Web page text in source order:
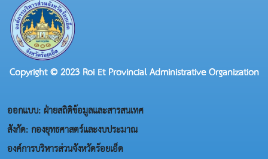
Copyright © 2023 Roi Et Provincial Administrative Organization
ออกแบบ: ฝ่ายสถิติข้อมูลและสารสนเทศ
สังกัด: กองยุทธศาสตร์และงบประมาณ
องค์การบริหารส่วนจังหวัดร้อยเอ็ด